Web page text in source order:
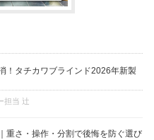
！タチカワブラインド2026年新製
担当 辻
重さ・操作・分割で後悔を防ぐ選び